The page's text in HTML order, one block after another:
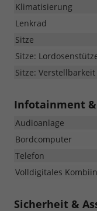
Klimatisierung
Lenkrad
Sitze
Sitze:
Sitze: Verstellbarkeit
Infotainment
Audioanlage
Bordcomputer
Telefon
Volldigitales
Sicherheit &